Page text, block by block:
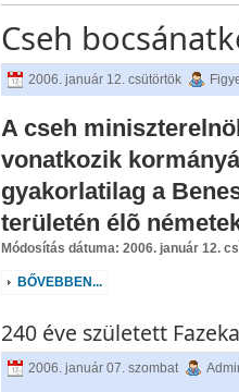
Cseh
2006. január 12. csütörtök
A cseh
vonatkozik
gyakorlatilag a
területén élõ
Módosítás dátuma: 2006. január 12.
BŐVEBBEN...
240 éve született
2006. január 07. szombat